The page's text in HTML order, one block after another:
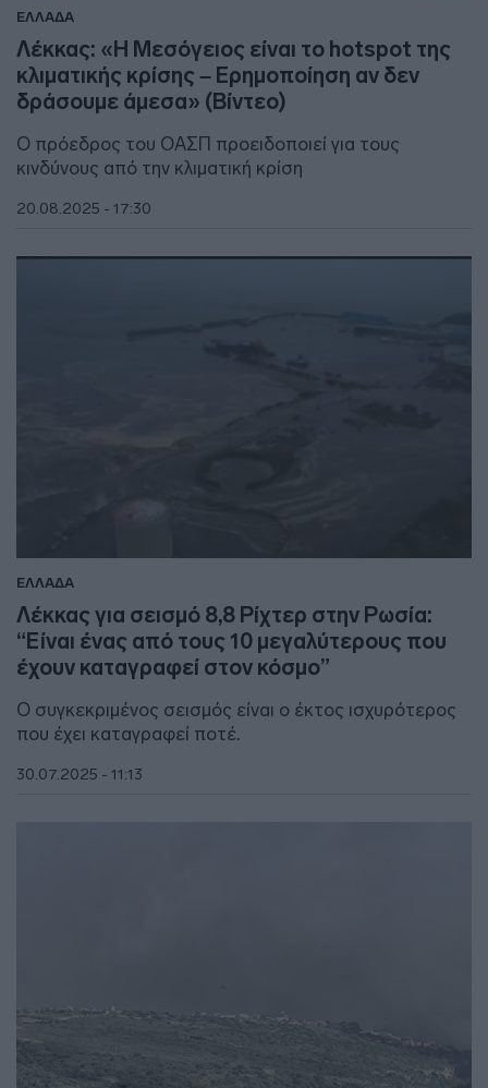
ΕΛΛΑΔΑ
Λέκκας: «Η Μεσόγειος είναι το hotspot της
κλιματικής κρίσης – Ερημοποίηση αν δεν
δράσουμε άμεσα» (Βίντεο)
Ο πρόεδρος του ΟΑΣΠ προειδοποιεί για τους
κινδύνους από την κλιματική κρίση
20.08.2025 - 17:30
ΕΛΛΑΔΑ
Λέκκας για σεισμό 8,8 Ρίχτερ στην Ρωσία:
“Είναι ένας από τους 10 μεγαλύτερους που
έχουν καταγραφεί στον κόσμο”
Ο συγκεκριμένος σεισμός είναι ο έκτος ισχυρότερος
που έχει καταγραφεί ποτέ.
30.07.2025 - 11:13